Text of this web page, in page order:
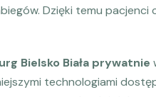
Dzięki temu pacjenci
Bielsko Biała prywatnie
technologiami